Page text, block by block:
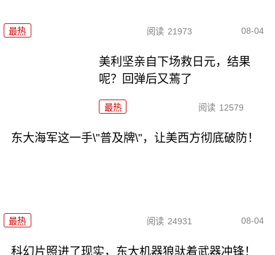
最热 阅读 21973 08-04
美利坚亲自下场救日元，结果
呢？回弹后又蔫了
最热 阅读 12579
东大海军这一手\"普及牌\"，让美西方彻底破防！
最热 阅读 24931 08-04
科幻片照进了现实，东大机器狼驮着武器冲锋！